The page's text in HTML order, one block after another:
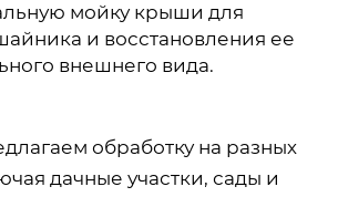
мойку крыши для
и восстановления ее
внешнего вида.
обработку на разных
дачные участки, сады и